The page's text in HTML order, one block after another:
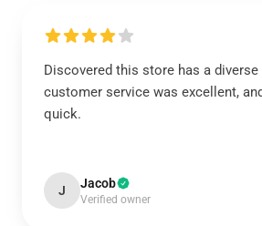
Discovered this store has a
customer service was excellent,
quick.
J Jacob
Verified owner